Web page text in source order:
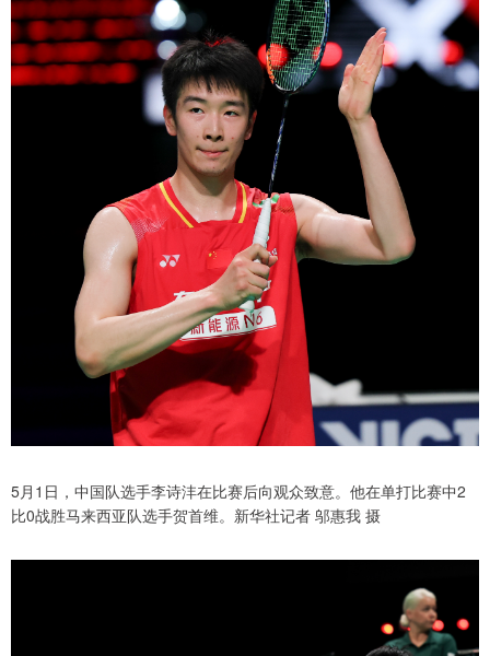
5月1日，中国队选手李诗沣在比赛后向观众致意。他在单打比赛中2
比0战胜马来西亚队选手贺首维。新华社记者 邬惠我 摄